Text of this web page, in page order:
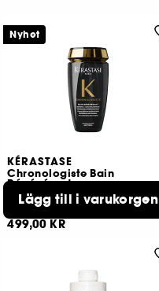
KÉRASTASE
Chronologiste Bain
Régénérant
Schampo
499,00 KR
Lägg till i varukorgen
Nyhet